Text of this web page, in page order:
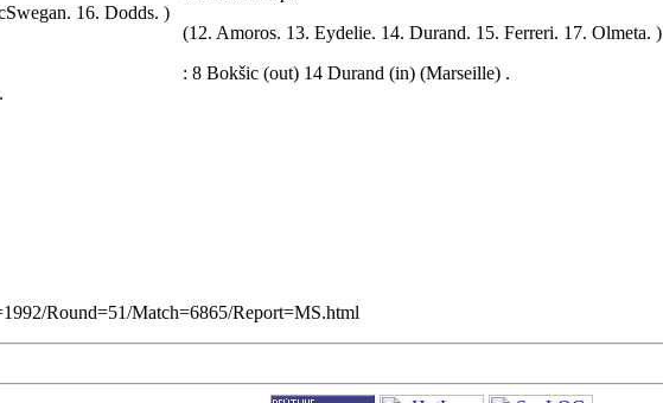
16. Dodds. )
(12. Amoros. 13. Eydelie. 14. Durand. 15. Ferreri. 17. Olmeta. )
: 8 Bokšic (out) 14 Durand (in) (Marseille) .
Round=51/Match=6865/Report=MS.html